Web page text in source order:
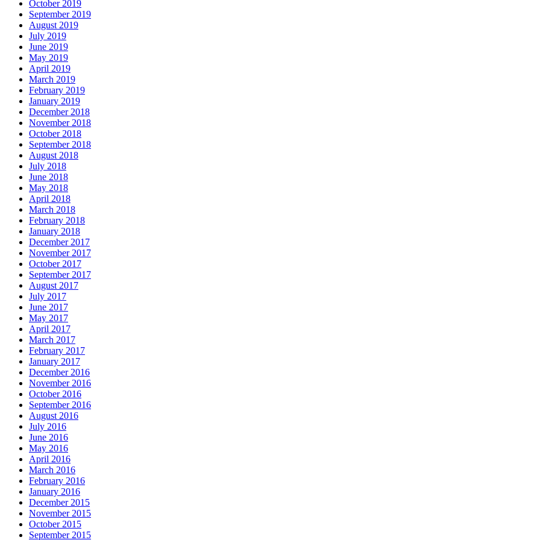
October 2019
September 2019
August 2019
July 2019
June 2019
May 2019
April 2019
March 2019
February 2019
January 2019
December 2018
November 2018
October 2018
September 2018
August 2018
July 2018
June 2018
May 2018
April 2018
March 2018
February 2018
January 2018
December 2017
November 2017
October 2017
September 2017
August 2017
July 2017
June 2017
May 2017
April 2017
March 2017
February 2017
January 2017
December 2016
November 2016
October 2016
September 2016
August 2016
July 2016
June 2016
May 2016
April 2016
March 2016
February 2016
January 2016
December 2015
November 2015
October 2015
September 2015